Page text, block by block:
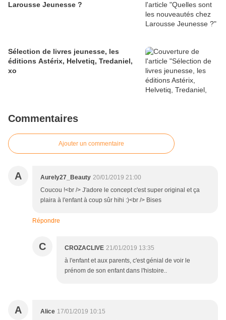
Larousse Jeunesse ?
Sélection de livres jeunesse, les
éditions Astérix, Helvetiq, Tredaniel,
xo
Commentaires
Ajouter un commentaire
A Aurely27_Beauty 20/01/2019 21:00
Coucou !<br /> J'adore le concept c'est super original et ça
plaira à l'enfant à coup sûr hihi :)<br /> Bises
Répondre
C CROZACLIVE 21/01/2019 13:35
à l'enfant et aux parents, c'est génial de voir le
prénom de son enfant dans l'histoire..
A Alice 17/01/2019 10:15